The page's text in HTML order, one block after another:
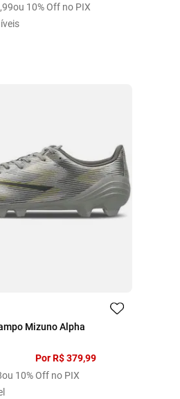
,99ou 10% Off no PIX
40 41
Mizuno Alpha
PorR$ 379,99
ou 10% Off no PIX